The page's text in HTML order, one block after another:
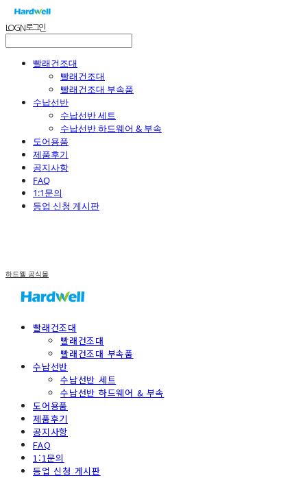
LOG IN로그인
빨래건조대
빨래건조대
빨래건조대 부속품
수납선반
수납선반 세트
수납선반 하드웨어 & 부속
도어용품
제품후기
공지사항
FAQ
1:1문의
등업 신청 게시판
하드웰 공식몰
빨래건조대
빨래건조대
빨래건조대 부속품
수납선반
수납선반 세트
수납선반 하드웨어 & 부속
도어용품
제품후기
공지사항
FAQ
1:1문의
등업 신청 게시판